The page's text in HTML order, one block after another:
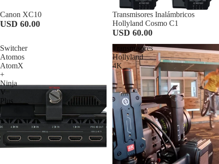
Canon XC10
USD 60.00
Transmisores Inalámbricos
Hollyland Cosmo C1
USD 60.00
Switcher
Atomos
AtomX
+
Ninja
V
Plus
Transmisores
Hollyland
4K